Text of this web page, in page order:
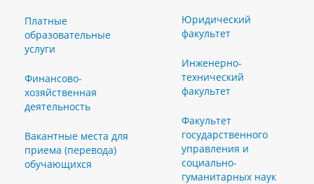
Платные
образовательные
услуги
Финансово-
хозяйственная
деятельность
Вакантные места для
приема (перевода)
обучающихся
Юридический
факультет
Инженерно-
технический
факультет
Факультет
государственного
управления и
социально-
гуманитарных наук